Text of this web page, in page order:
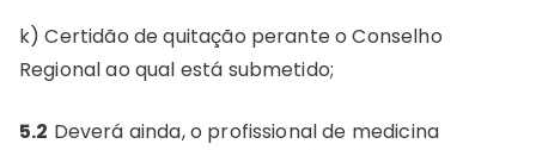
k) Certidão de quitação perante o Conselho
Regional ao qual está submetido;
5.2 Deverá ainda, o profissional de medicina